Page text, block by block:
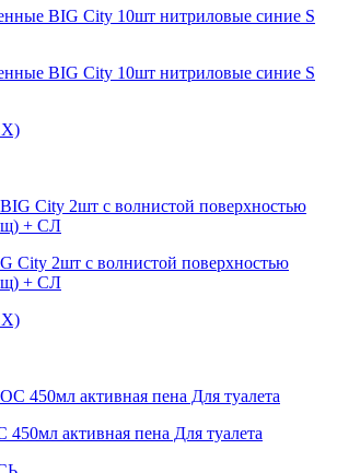
BIG City 10шт нитриловые синие S
City 2шт с волнистой поверхностью
+ СЛ
активная пена Для туалета